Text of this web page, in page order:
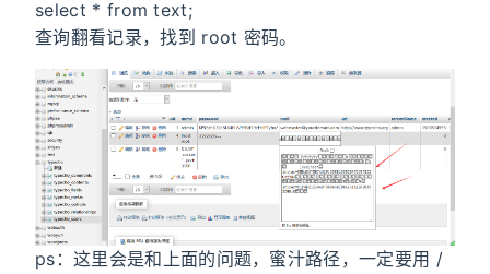
select * from text;
查询翻看记录，找到 root 密码。
ps：这里会是和上面的问题，蜜汁路径，一定要用 /